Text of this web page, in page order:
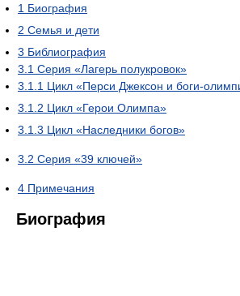
1 Биография
2 Семья и дети
3 Библиография
3.1 Серия «Лагерь полукровок»
3.1.1 Цикл «Перси Джексон и боги-
3.1.2 Цикл «Герои Олимпа»
3.1.3 Цикл «Наследники богов»
3.2 Серия «39 ключей»
4 Примечания
Биография